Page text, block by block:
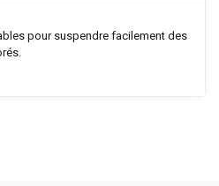
pour suspendre facilement des